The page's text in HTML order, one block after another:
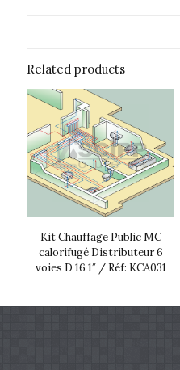
Related products
Kit Chauffage Public MC
calorifugé Distributeur 6
voies D 16 1″ / Réf: KCA031